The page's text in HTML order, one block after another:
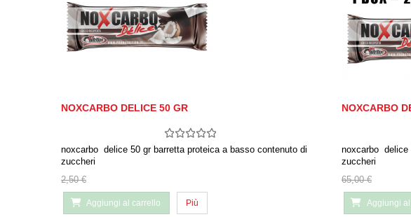
NOXCARBO DELICE 50 GR
noxcarbo delice 50 gr barretta proteica a basso contenuto di
zuccheri
2,50 €
Aggiungi al carrello Più
NOXCARBO
noxcarbo delice
zuccheri
65,00 €
Aggiungi